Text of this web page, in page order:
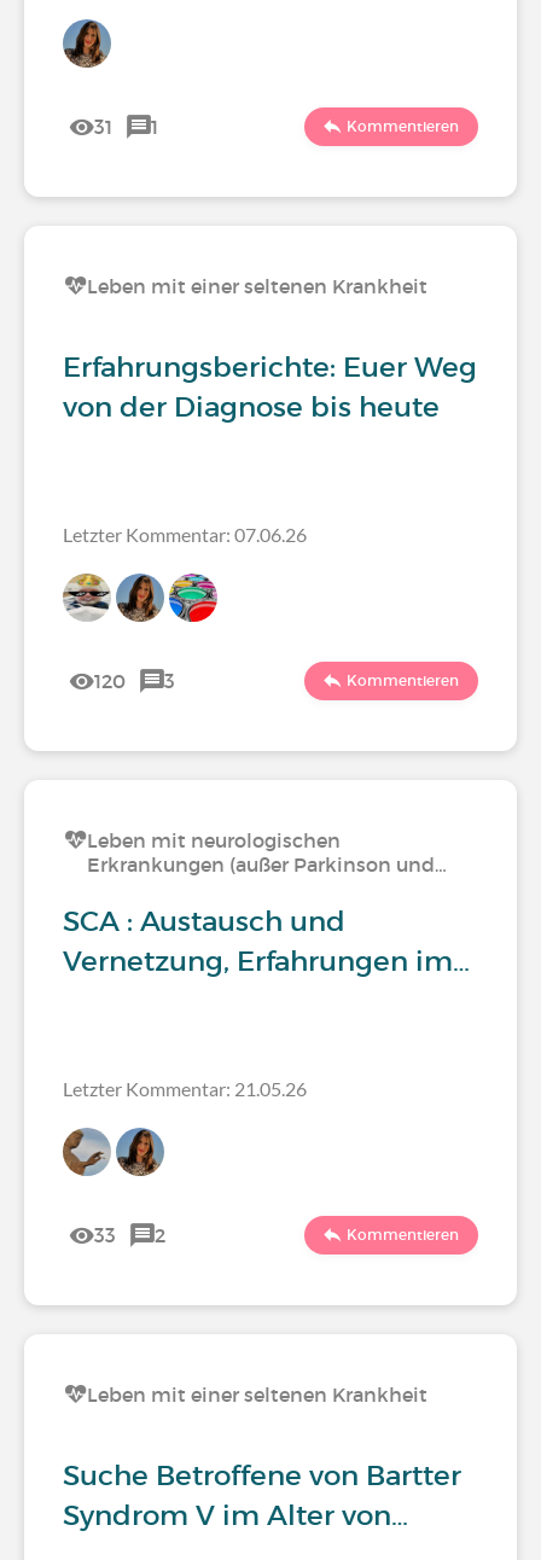
31 1 Kommentieren
Leben mit einer seltenen Krankheit
Erfahrungsberichte: Euer Weg
von der Diagnose bis heute
Letzter Kommentar: 07.06.26
120 3 Kommentieren
Leben mit neurologischen
Erkrankungen (außer Parkinson und…
SCA : Austausch und
Vernetzung, Erfahrungen im…
Letzter Kommentar: 21.05.26
33 2 Kommentieren
Leben mit einer seltenen Krankheit
Suche Betroffene von Bartter
Syndrom V im Alter von…